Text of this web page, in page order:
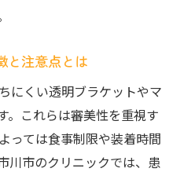
と注意点とは
にくい透明ブラケットやマ
。これらは審美性を重視す
っては食事制限や装着時間
川市のクリニックでは、患